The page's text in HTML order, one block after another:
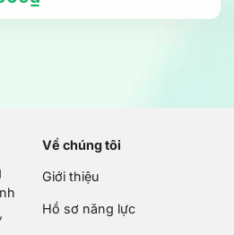
hiện
Về chúng tôi
Giới thiệu
Hồ sơ năng lực